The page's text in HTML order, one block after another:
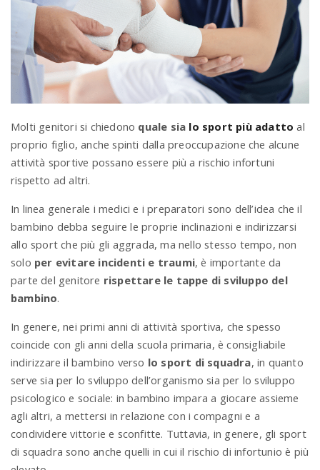
v
i
g
a
t
n
Molti genitori si chiedono quale sia lo sport più adatto al
proprio figlio, anche spinti dalla preoccupazione che alcune
attività sportive possano essere più a rischio infortuni
rispetto ad altri.
In linea generale i medici e i preparatori sono dell’idea che il
bambino debba seguire le proprie inclinazioni e indirizzarsi
allo sport che più gli aggrada, ma nello stesso tempo, non
solo per evitare incidenti e traumi, è importante da
parte del genitore rispettare le tappe di sviluppo del
bambino.
In genere, nei primi anni di attività sportiva, che spesso
coincide con gli anni della scuola primaria, è consigliabile
indirizzare il bambino verso lo sport di squadra, in quanto
serve sia per lo sviluppo dell’organismo sia per lo sviluppo
psicologico e sociale: in bambino impara a giocare assieme
agli altri, a mettersi in relazione con i compagni e a
condividere vittorie e sconfitte. Tuttavia, in genere, gli sport
di squadra sono anche quelli in cui il rischio di infortunio è più